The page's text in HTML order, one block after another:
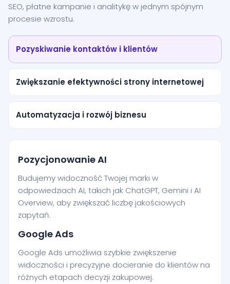
SEO, płatne kampanie i analitykę w jednym spójnym
procesie wzrostu.
Pozyskiwanie kontaktów i klientów
Zwiększanie efektywności strony internetowej
Automatyzacja i rozwój biznesu
Pozycjonowanie AI
Budujemy widoczność Twojej marki w
odpowiedziach AI, takich jak ChatGPT, Gemini i AI
Overview, aby zwiększać liczbę jakościowych
zapytań.
Google Ads
Google Ads umożliwia szybkie zwiększenie
widoczności i precyzyjne docieranie do klientów na
różnych etapach decyzji zakupowej.